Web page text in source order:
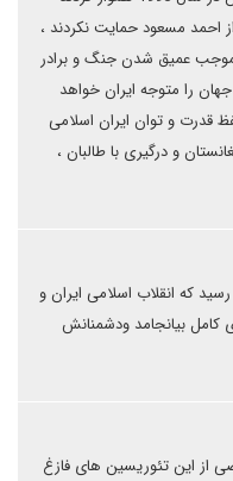
احمد مسعود حمایت نکردند ،
موجب عمیق شدن جنگ و برادر
را متوجه ایران خواهد
قدرت و توان ایران اسلامی
و درگیری با طالبان ،
که انقلاب اسلامی ایران و
کامل بیانجامد ودشمنانش
از این تئوریسین های فازغ